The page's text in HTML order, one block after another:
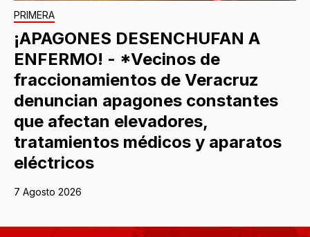
PRIMERA
¡APAGONES DESENCHUFAN A
ENFERMO! - *Vecinos de
fraccionamientos de Veracruz
denuncian apagones constantes
que afectan elevadores,
tratamientos médicos y aparatos
eléctricos
7 Agosto 2026